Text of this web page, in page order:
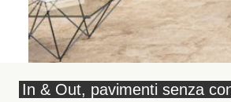
In & Out, pavimenti senza